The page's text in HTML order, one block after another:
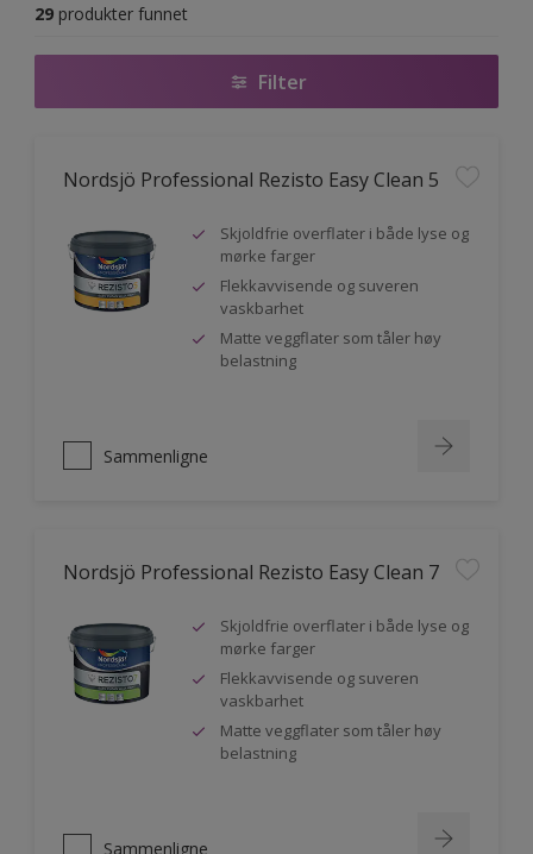
29 produkter funnet
Filter
Nordsjö Professional Rezisto Easy Clean 5
Skjoldfrie overflater i både lyse og
mørke farger
Flekkavvisende og suveren
vaskbarhet
Matte veggflater som tåler høy
belastning
Sammenligne
Nordsjö Professional Rezisto Easy Clean 7
Skjoldfrie overflater i både lyse og
mørke farger
Flekkavvisende og suveren
vaskbarhet
Matte veggflater som tåler høy
belastning
Sammenligne